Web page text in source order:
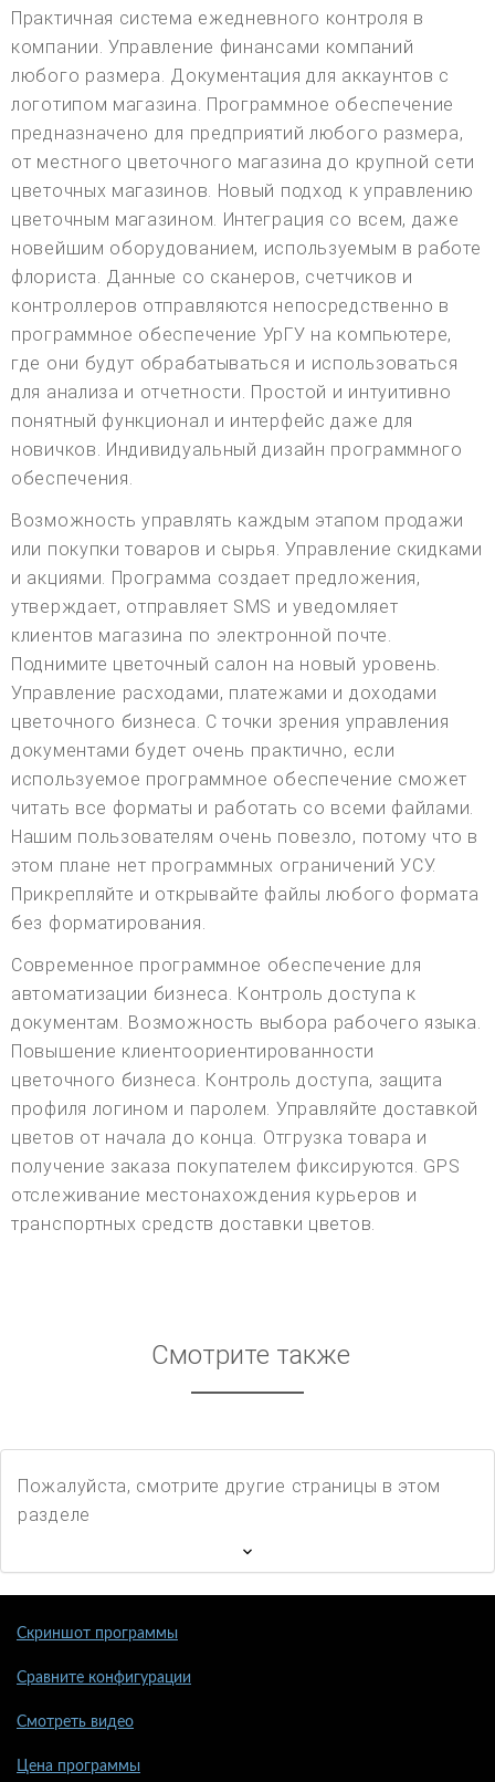
Практичная система ежедневного контроля в
компании. Управление финансами компаний
любого размера. Документация для аккаунтов с
логотипом магазина. Программное обеспечение
предназначено для предприятий любого размера,
от местного цветочного магазина до крупной сети
цветочных магазинов. Новый подход к управлению
цветочным магазином. Интеграция со всем, даже
новейшим оборудованием, используемым в работе
флориста. Данные со сканеров, счетчиков и
контроллеров отправляются непосредственно в
программное обеспечение УрГУ на компьютере,
где они будут обрабатываться и использоваться
для анализа и отчетности. Простой и интуитивно
понятный функционал и интерфейс даже для
новичков. Индивидуальный дизайн программного
обеспечения.
Возможность управлять каждым этапом продажи
или покупки товаров и сырья. Управление скидками
и акциями. Программа создает предложения,
утверждает, отправляет SMS и уведомляет
клиентов магазина по электронной почте.
Поднимите цветочный салон на новый уровень.
Управление расходами, платежами и доходами
цветочного бизнеса. С точки зрения управления
документами будет очень практично, если
используемое программное обеспечение сможет
читать все форматы и работать со всеми файлами.
Нашим пользователям очень повезло, потому что в
этом плане нет программных ограничений УСУ.
Прикрепляйте и открывайте файлы любого формата
без форматирования.
Современное программное обеспечение для
автоматизации бизнеса. Контроль доступа к
документам. Возможность выбора рабочего языка.
Повышение клиентоориентированности
цветочного бизнеса. Контроль доступа, защита
профиля логином и паролем. Управляйте доставкой
цветов от начала до конца. Отгрузка товара и
получение заказа покупателем фиксируются. GPS
отслеживание местонахождения курьеров и
транспортных средств доставки цветов.
Смотрите также
Пожалуйста, смотрите другие страницы в этом
разделе
Скриншот программы
Сравните конфигурации
Смотреть видео
Цена программы